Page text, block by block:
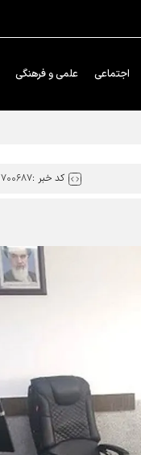
اجتماعی علمی و فرهنگی
کد خبر :۷۰۰۶۸۷